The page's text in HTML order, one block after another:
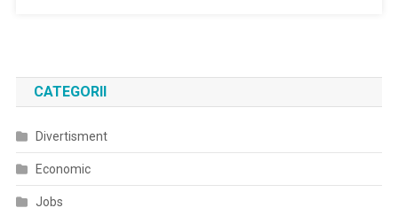
CATEGORII
Divertisment
Economic
Jobs